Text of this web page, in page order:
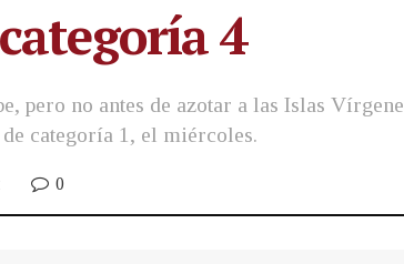
4
pero no antes de azotar a las Islas
categoría 1, el miércoles.
0